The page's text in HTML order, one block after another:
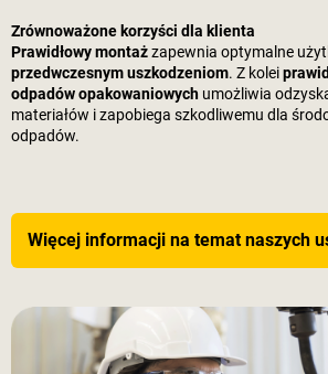
Zrównoważone korzyści dla klienta
Prawidłowy montażzapewnia optymalne
przedwczesnym uszkodzeniom. Z kolei
odpadów opakowaniowych umożliwia
materiałów i zapobiega szkodliwemu dla
odpadów.
Więcej informacji na temat naszych